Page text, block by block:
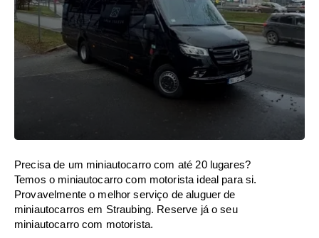
Precisa de um miniautocarro com até 20 lugares?
Temos o miniautocarro com motorista ideal para si.
Provavelmente o melhor serviço de aluguer de
miniautocarros em Straubing. Reserve já o seu
miniautocarro com motorista.